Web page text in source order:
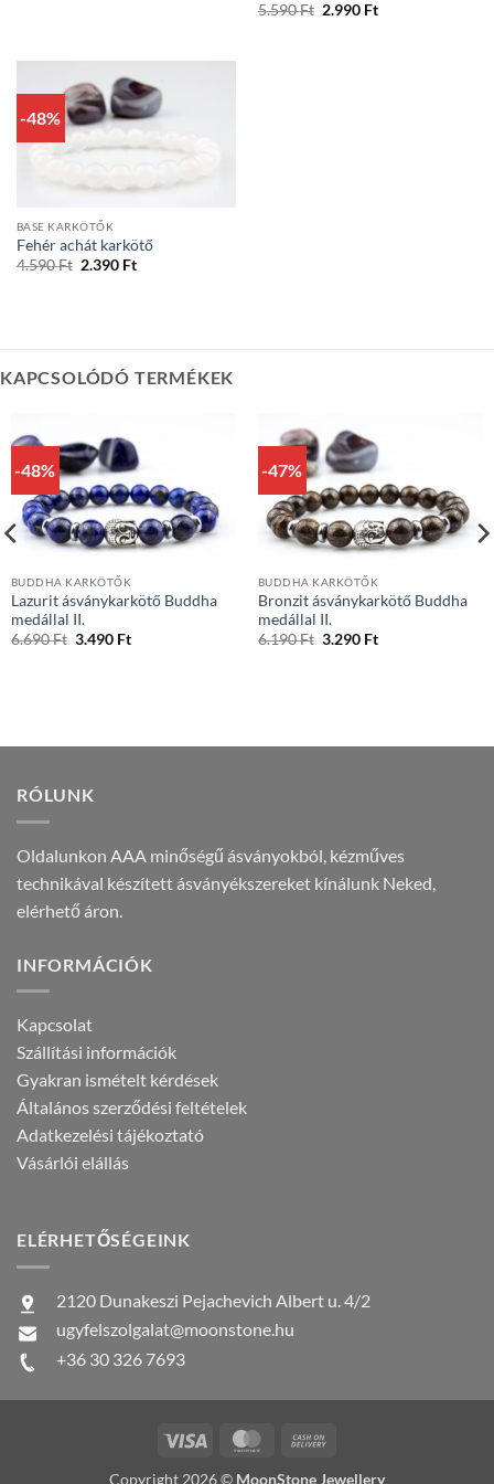
5.590Ft Original
2.990 FtCurrent
-48%
BASE KARKÖTŐK
Fehér achát karkötő
4.590Ft Original
2.390 FtCurrent
KAPCSOLÓDÓ TERMÉKEK
-48%
BUDDHA KARKÖTŐK
Lazurit ásványkarkötő Buddha
medállal II.
6.690Ft Original
3.490 FtCurrent
-47%
BUDDHA KARKÖTŐK
Bronzit ásványkarkötő Buddha
medállal II.
6.190Ft Original
3.290 FtCurrent
RÓLUNK
Oldalunkon AAA minőségű ásványokból, kézműves
technikával készített ásványékszereket kínálunk Neked,
elérhető áron.
INFORMÁCIÓK
Kapcsolat
Szállítási információk
Gyakran ismételt kérdések
Általános szerződési feltételek
Adatkezelési tájékoztató
Vásárlói elállás
ELÉRHETŐSÉGEINK
2120 Dunakeszi Pejachevich Albert u. 4/2
ugyfelszolgalat@moonstone.hu
+36 30 326 7693
Visa MasterCard
Copyright 2026 © MoonStone Jewellery